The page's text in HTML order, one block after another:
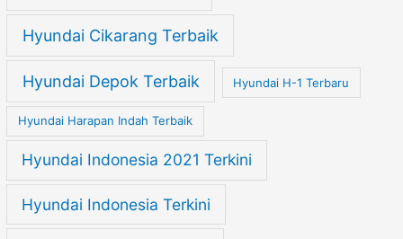
Hyundai Cikarang Terbaik
Hyundai Depok Terbaik Hyundai H-1 Terbaru
Hyundai Harapan Indah Terbaik
Hyundai Indonesia 2021 Terkini
Hyundai Indonesia Terkini